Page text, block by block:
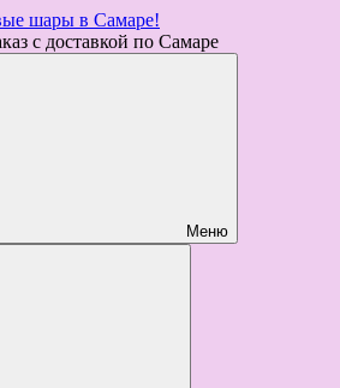
с доставкой по Самаре
Меню